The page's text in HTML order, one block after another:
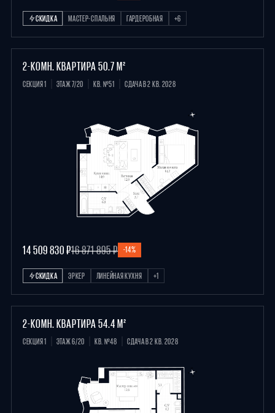
СКИДКА МАСТЕР-СПАЛЬНЯ ГАРДЕРОБНАЯ +6
2-КОМН. КВАРТИРА 50.7 М²
СЕКЦИЯ 1 ЭТАЖ 7/20 КВ. №51 СДАЧА В 2 КВ. 2028
14 509 830 ₽16 871 895 ₽ -14%
СКИДКА ЭРКЕР ЛИНЕЙНАЯ КУХНЯ +1
2-КОМН. КВАРТИРА 54.4 М²
СЕКЦИЯ 1 ЭТАЖ 6/20 КВ. №48 СДАЧА В 2 КВ. 2028